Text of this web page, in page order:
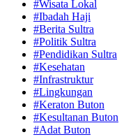
#Wisata Lokal
#Ibadah Haji
#Berita Sultra
#Politik Sultra
#Pendidikan Sultra
#Kesehatan
#Infrastruktur
#Lingkungan
#Keraton Buton
#Kesultanan Buton
#Adat Buton